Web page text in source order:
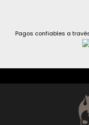
Pagos confiables a